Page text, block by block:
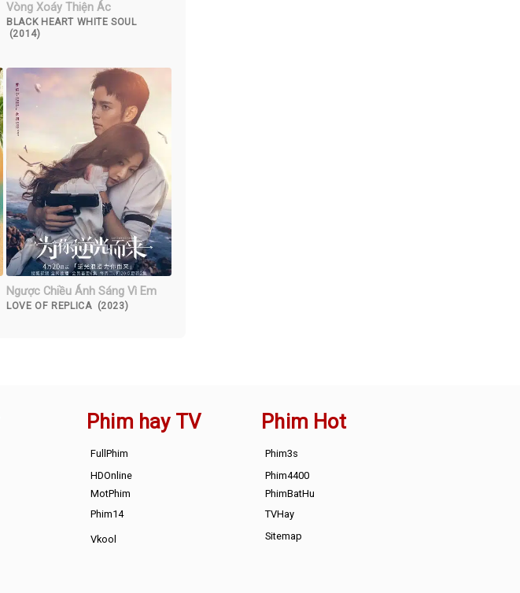
Vòng Xoáy Thiện Ác
BLACK HEART WHITE SOUL
(2014)
Ngược Chiều Ánh Sáng Vì Em
LOVE OF REPLICA (2023)
Phim hay TV
FullPhim
HDOnline
MotPhim
Phim14
Vkool
Phim Hot
Phim3s
Phim4400
PhimBatHu
TVHay
Sitemap